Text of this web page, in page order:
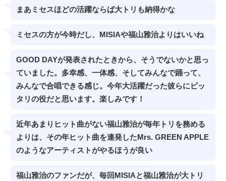
まあミセスほどの活躍ならば大トリも納得かな
ミセスの方が今時だし、MISIAや福山雅治よりはいいね
GOOD DAYが発表されたときから、そうでないかと思っ
ていました。多幸感、一体感、そしてみんなで踊って、
みんなで合唱できる感じ。今年大活躍だった彼らにピッ
タリの役だと思います。楽しみです！
近年あまりヒット曲がない福山雅治が毎年トリを務める
よりは、その年ヒット曲を連発したMrs. GREEN APPLE
のようなアーティストがやるほうが良い
福山雅治のファンだが、毎回MISIAと福山雅治が大トリ